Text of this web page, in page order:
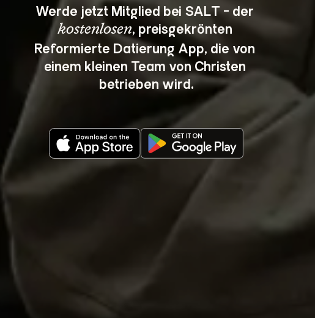
Werde jetzt Mitglied bei SALT - der
kostenlosen, preisgekrönten
Reformierte Datierung App, die von
einem kleinen Team von Christen
betrieben wird.